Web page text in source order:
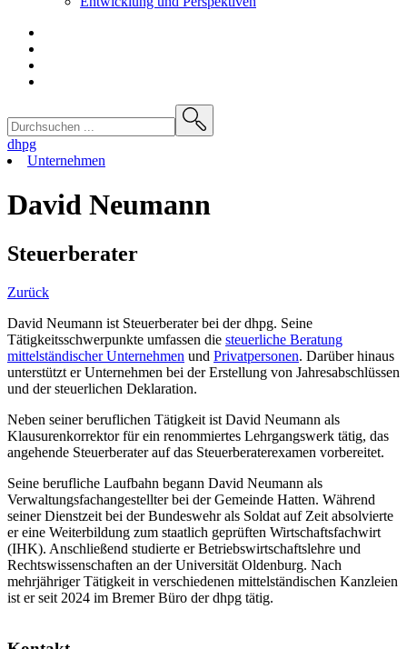
dhpg
Unternehmen
David Neumann
Steuerberater
Zurück
David Neumann ist Steuerberater bei der dhpg. Seine
Tätigkeitsschwerpunkte umfassen die steuerliche Beratung
mittelständischer Unternehmen und Privatpersonen. Darüber hinaus
unterstützt er Unternehmen bei der Erstellung von Jahresabschlüssen
und der steuerlichen Deklaration.
Neben seiner beruflichen Tätigkeit ist David Neumann als
Klausurenkorrektor für ein renommiertes Lehrgangswerk tätig, das
angehende Steuerberater auf das Steuerberaterexamen vorbereitet.
Seine berufliche Laufbahn begann David Neumann als
Verwaltungsfachangestellter bei der Gemeinde Hatten. Während
seiner Dienstzeit bei der Bundeswehr als Soldat auf Zeit absolvierte
er eine Weiterbildung zum staatlich geprüften Wirtschaftsfachwirt
(IHK). Anschließend studierte er Betriebswirtschaftslehre und
Rechtswissenschaften an der Universität Oldenburg. Nach
mehrjähriger Tätigkeit in verschiedenen mittelständischen Kanzleien
ist er seit 2024 im Bremer Büro der dhpg tätig.